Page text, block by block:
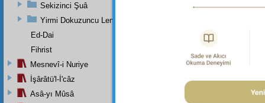
Sekizinci Şuâ
Yirmi Dokuzuncu Lem'adan İkinci Bab
Ed-Dai
Fihrist
Mesnevî-i Nuriye
İşârâtü'l-İ'câz
Asâ-yı Mûsâ